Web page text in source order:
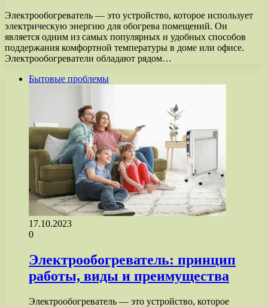
Электрообогреватель — это устройство, которое использует
электрическую энергию для обогрева помещений. Он
является одним из самых популярных и удобных способов
поддержания комфортной температуры в доме или офисе.
Электрообогреватели обладают рядом…
Бытовые проблемы
17.10.2023
0
Электрообогреватель: принцип
работы, виды и преимущества
Электрообогреватель — это устройство, которое